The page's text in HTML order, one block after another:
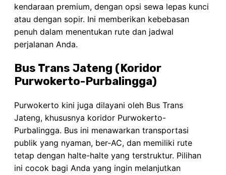
kendaraan premium, dengan opsi sewa lepas kunci
atau dengan sopir. Ini memberikan kebebasan
penuh dalam menentukan rute dan jadwal
perjalanan Anda.
Bus Trans Jateng (Koridor
Purwokerto-Purbalingga)
Purwokerto kini juga dilayani oleh Bus Trans
Jateng, khususnya koridor Purwokerto-
Purbalingga. Bus ini menawarkan transportasi
publik yang nyaman, ber-AC, dan memiliki rute
tetap dengan halte-halte yang terstruktur. Pilihan
ini cocok bagi Anda yang ingin melanjutkan